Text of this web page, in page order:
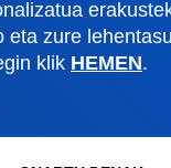
eta zure
klik HEMEN.